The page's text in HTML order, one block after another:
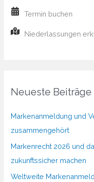
Termin buchen
Niederlassungen
Neueste Beiträge
Markenanmeldung und
zusammengehört
Markenrecht 2026 und
zukunftssicher machen
Weltweite